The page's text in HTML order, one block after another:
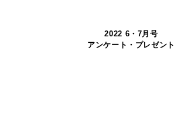
2022 6・7月号
アンケート・プレゼント